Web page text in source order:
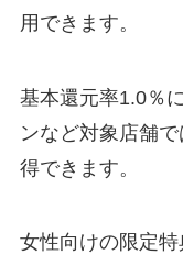
用できます。
基本還元率1.0％
ンなど対象店舗
得できます。
女性向けの限定